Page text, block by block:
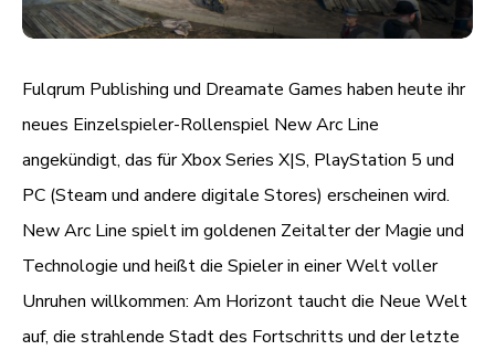
Fulqrum Publishing und Dreamate Games haben heute ihr
neues Einzelspieler-Rollenspiel New Arc Line
angekündigt, das für Xbox Series X|S, PlayStation 5 und
PC (Steam und andere digitale Stores) erscheinen wird.
New Arc Line spielt im goldenen Zeitalter der Magie und
Technologie und heißt die Spieler in einer Welt voller
Unruhen willkommen: Am Horizont taucht die Neue Welt
auf, die strahlende Stadt des Fortschritts und der letzte